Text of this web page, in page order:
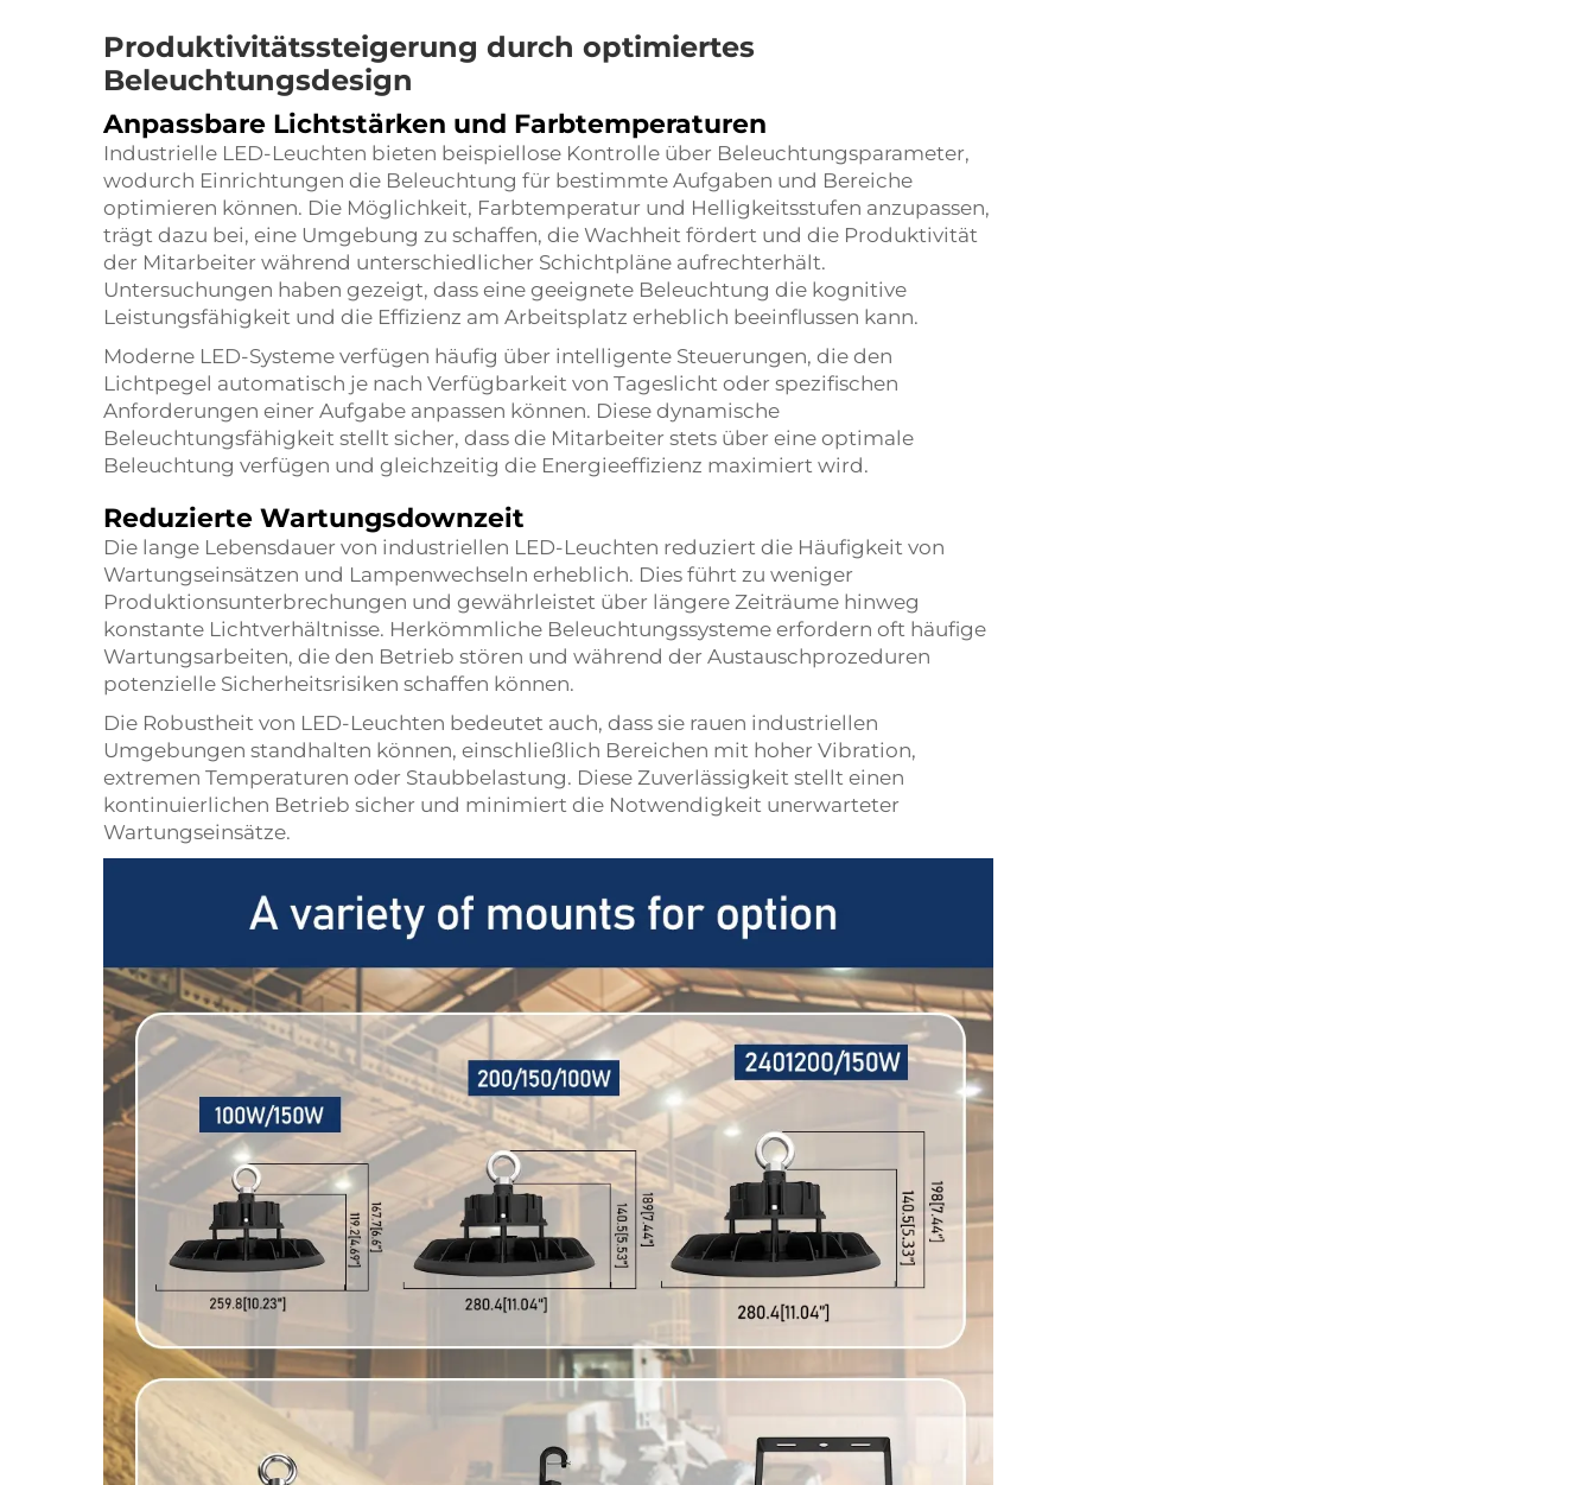
Produktivitätssteigerung durch optimiertes
Beleuchtungsdesign
Anpassbare Lichtstärken und Farbtemperaturen
Industrielle LED-Leuchten bieten beispiellose Kontrolle über Beleuchtungsparameter,
wodurch Einrichtungen die Beleuchtung für bestimmte Aufgaben und Bereiche
optimieren können. Die Möglichkeit, Farbtemperatur und Helligkeitsstufen anzupassen,
trägt dazu bei, eine Umgebung zu schaffen, die Wachheit fördert und die Produktivität
der Mitarbeiter während unterschiedlicher Schichtpläne aufrechterhält.
Untersuchungen haben gezeigt, dass eine geeignete Beleuchtung die kognitive
Leistungsfähigkeit und die Effizienz am Arbeitsplatz erheblich beeinflussen kann.
Moderne LED-Systeme verfügen häufig über intelligente Steuerungen, die den
Lichtpegel automatisch je nach Verfügbarkeit von Tageslicht oder spezifischen
Anforderungen einer Aufgabe anpassen können. Diese dynamische
Beleuchtungsfähigkeit stellt sicher, dass die Mitarbeiter stets über eine optimale
Beleuchtung verfügen und gleichzeitig die Energieeffizienz maximiert wird.
Reduzierte Wartungsdownzeit
Die lange Lebensdauer von industriellen LED-Leuchten reduziert die Häufigkeit von
Wartungseinsätzen und Lampenwechseln erheblich. Dies führt zu weniger
Produktionsunterbrechungen und gewährleistet über längere Zeiträume hinweg
konstante Lichtverhältnisse. Herkömmliche Beleuchtungssysteme erfordern oft häufige
Wartungsarbeiten, die den Betrieb stören und während der Austauschprozeduren
potenzielle Sicherheitsrisiken schaffen können.
Die Robustheit von LED-Leuchten bedeutet auch, dass sie rauen industriellen
Umgebungen standhalten können, einschließlich Bereichen mit hoher Vibration,
extremen Temperaturen oder Staubbelastung. Diese Zuverlässigkeit stellt einen
kontinuierlichen Betrieb sicher und minimiert die Notwendigkeit unerwarteter
Wartungseinsätze.